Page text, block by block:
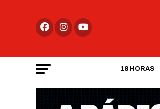
18 HORAS